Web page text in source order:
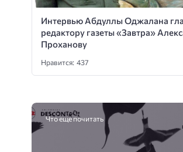
Интервью Абдуллы Оджалана
редактору газеты «Завтра»
Проханову
Нравится: 437
Что еще почитать